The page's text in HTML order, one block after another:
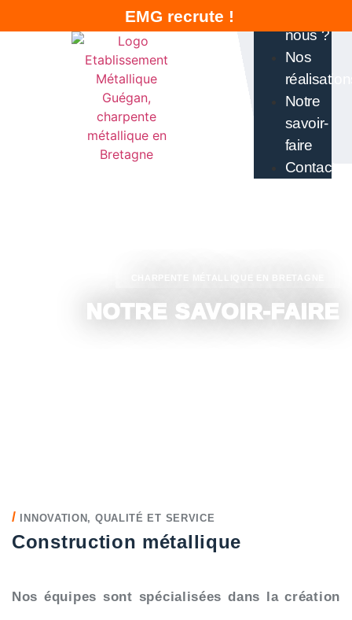
EMG recrute !
nous ?
Nos
Notre
savoir-
faire
Contact
NOTRE SAVOIR-FAIRE
/ INNOVATION, QUALITÉ ET SERVICE
Construction métallique
Nos équipes sont spécialisées dans la création